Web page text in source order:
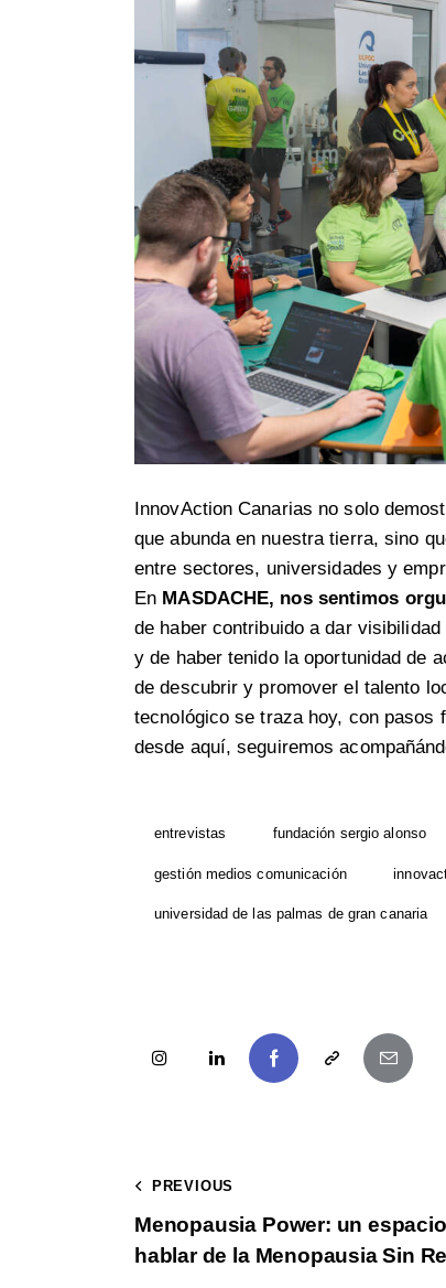
InnovAction Canarias no solo
que abunda en nuestra tierra, sino
entre sectores, universidades y
En MASDACHE, nos sentimos
de haber contribuido a dar
y de haber tenido la oportunidad de
de descubrir y promover el talento
tecnológico se traza hoy, con
desde aquí, seguiremos
entrevistas fundación sergio alonso
gestión medios comunicación
universidad de las palmas de gran canaria
PREVIOUS
Menopausia Power: un
hablar de la Menopausia Sin